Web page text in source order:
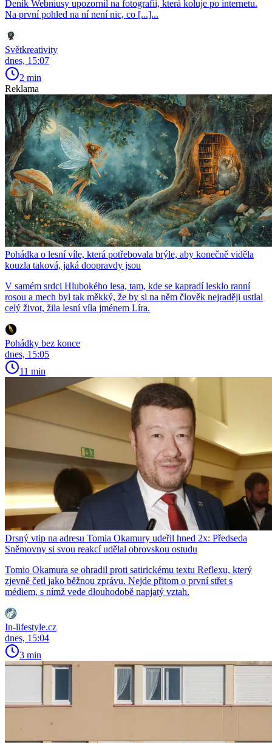
Deník Webniusy upozornil na fotografii, která koluje po internetu.
Na první pohled na ní není nic, co [...]...
Světkreativity
dnes, 15:07
2 min
Reklama
Pohádka o lesní víle, která potřebovala brýle, aby konečně viděla
kouzla taková, jaká doopravdy jsou
V samém srdci Hlubokého lesa, tam, kde se kapradí lesklo ranní
rosou a mech byl tak měkký, že by si na něm člověk nejraději ustlal
celý život, žila lesní víla jménem Líra.
Pohádky bez konce
dnes, 15:05
11 min
Drsný vtip na adresu Tomia Okamury udeřil hned 2x: Předseda
Sněmovny si svou reakcí udělal obrovskou ostudu
Tomio Okamura se ohradil proti satirickému textu Reflexu, který
zjevně četl jako běžnou zprávu. Nejde přitom o první střet s
médiem, s nímž vede dlouhodobě napjatý vztah.
In-lifestyle.cz
dnes, 15:04
3 min